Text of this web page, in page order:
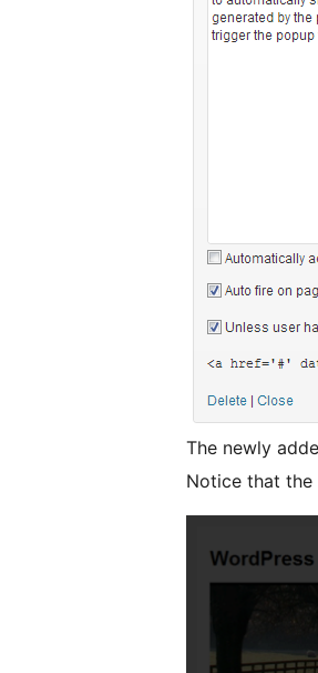
The newly
Notice that